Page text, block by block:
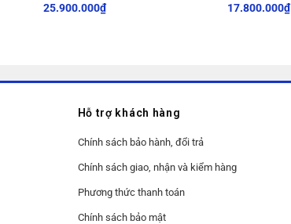
25.900.000₫ 17.800.000₫
Hỗ trợ khách hàng
Chính sách bảo hành, đổi trả
Chính sách giao, nhận và kiểm hàng
Phương thức thanh toán
Chính sách bảo mật